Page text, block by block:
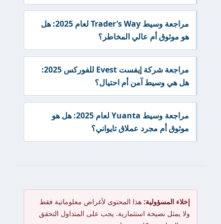
مراجعة وسيط Trader’s Way لعام 2025: هل
هو موثوق أم عالي المخاطر؟
مراجعة شركة إيفست Evest للفوركس 2025:
هل هي وسيط آمن أم احتيال؟
مراجعة وسيط Yuanta لعام 2025: هل هو
موثوق أم مجرد عملاق تايواني؟
إخلاء المسؤولية: هذا المحتوى لأغراض معلوماتية فقط
ولا يمثل نصيحة استثمارية. يجب على المتداول التحقق